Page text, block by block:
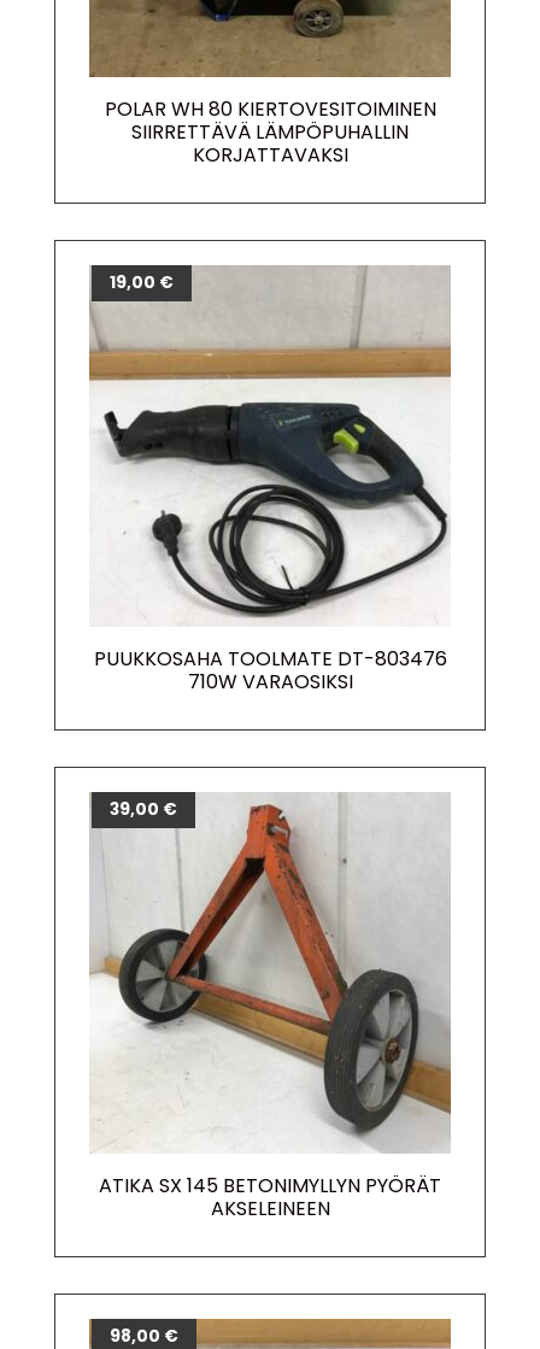
POLAR WH 80 KIERTOVESITOIMINEN
SIIRRETTÄVÄ LÄMPÖPUHALLIN
KORJATTAVAKSI
PUUKKOSAHA TOOLMATE DT-803476
710W VARAOSIKSI
19,00 €
ATIKA SX 145 BETONIMYLLYN PYÖRÄT
AKSELEINEEN
39,00 €
98,00 €